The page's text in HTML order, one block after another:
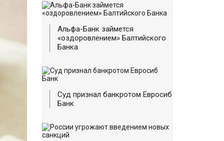
Альфа-Банк займется
«оздоровлением» Балтийского
Банка
Суд признал банкротом Евросиб
Банк